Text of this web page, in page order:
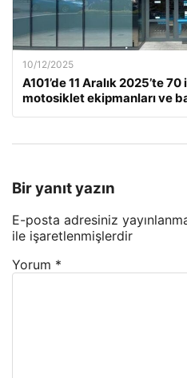
10/12/2025
A101’de 11 Aralık 2025’te
motosiklet ekipmanları ve
Bir yanıt yazın
E-posta adresiniz
ile işaretlenmişlerdir
Yorum *